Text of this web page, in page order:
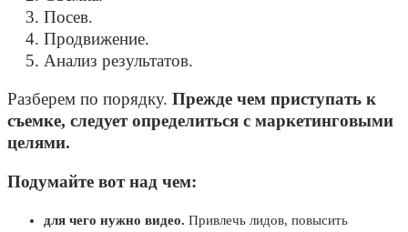
Посев.
Продвижение.
Анализ результатов.
Разберем по порядку. Прежде чем приступать к
съемке, следует определиться с маркетинговыми
целями.
Подумайте вот над чем:
для чего нужно видео. Привлечь лидов, повысить